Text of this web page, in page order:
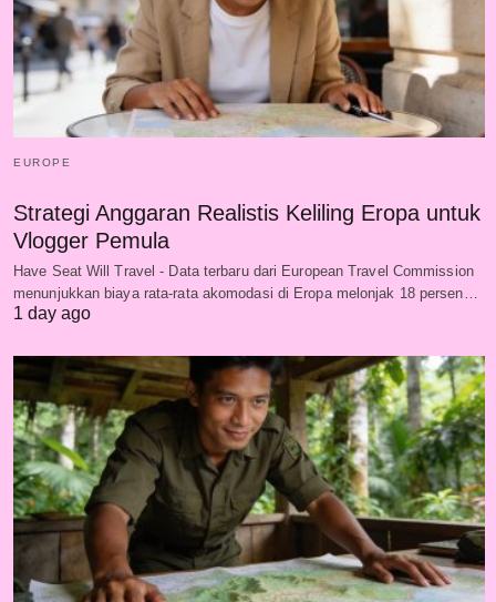
EUROPE
Strategi Anggaran Realistis Keliling Eropa untuk
Vlogger Pemula
Have Seat Will Travel - Data terbaru dari European Travel Commission
menunjukkan biaya rata-rata akomodasi di Eropa melonjak 18 persen…
1 day ago